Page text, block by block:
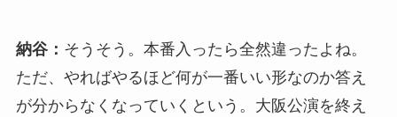
納谷： そうそう。本番入ったら全然違ったよね。
ただ、やればやるほど何が一番いい形なのか答え
が分からなくなっていくという。大阪公演を終え